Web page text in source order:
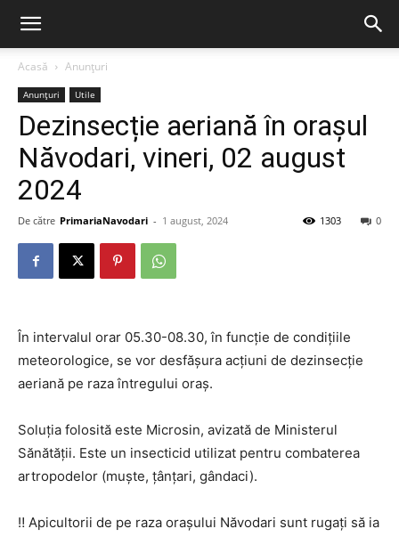
Acasă Anunțuri
Anunțuri Utile
Dezinsecție aeriană în orașul
Năvodari, vineri, 02 august
2024
De către PrimariaNavodari - 1 august, 2024 0
1303
În intervalul orar 05.30-08.30, în funcție de condițiile
meteorologice, se vor desfășura acțiuni de dezinsecție
aeriană pe raza întregului oraș.
Soluția folosită este Microsin, avizată de Ministerul
Sănătății. Este un insecticid utilizat pentru combaterea
artropodelor (muște, țânțari, gândaci).
‼️ Apicultorii de pe raza orașului Năvodari sunt rugați să ia